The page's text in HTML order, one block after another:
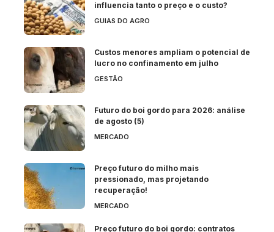
influencia tanto o preço e o custo?
GUIAS DO AGRO
Custos menores ampliam o potencial de
lucro no confinamento em julho
GESTÃO
Futuro do boi gordo para 2026: análise
de agosto (5)
MERCADO
Preço futuro do milho mais
pressionado, mas projetando
recuperação!
MERCADO
Preço futuro do boi gordo: contratos